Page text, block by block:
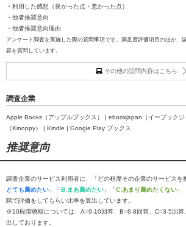
・利用した感想（良かった点・悪かった点）
・他者推奨意向
・他者推奨意向理由
アンケート調査を実施した際の質問事項です。満足度評価項目のほか、
容を質問しています。
その他の設問内容はこちら
調査企業
Apple Books（アップルブックス） | ebookjapan（イーブック
（Kinoppy） | Kindle | Google Play ブックス
推奨意向
調査企業のサービス利用者に、「どの程度その企業のサービスを
とても薦めたい 」「B:まあ薦めたい 」「C:あまり薦めたくない 」
階で評価をしてもらい比率を算出しています。
※10段階聴取については、A=9-10回答、B=6-8回答、C=3-5回答
出しております。